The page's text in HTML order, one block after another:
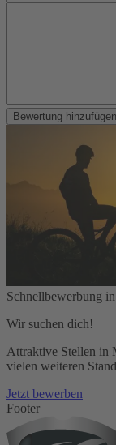
Bewertung hinzufügen
Schnellbewerbung
Wir suchen dich!
Attraktive Stellen in
vielen weiteren
Jetzt bewerben
Footer